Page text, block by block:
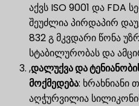
აქვს ISO 9001 და FDA
შეუძლია პირდაპირ
832 გ მკვდარი წონა
სტაბილურობას და
,დალუქვა და
მოქმედება​: ხრახნიანი
აღჭურვილია